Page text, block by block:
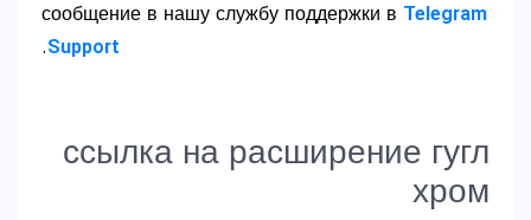
сообщение в нашу службу поддержки в Telegram
Support
.
ссылка на расширение гугл
хром